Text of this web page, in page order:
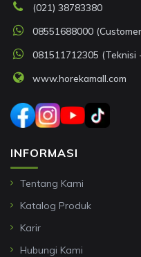
INFORMASI
Tentang Kami
Katalog Produk
Karir
Hubungi Kami
(021) 38783380
08551688000
081511712305 (Teknisi
www.horekamall.com